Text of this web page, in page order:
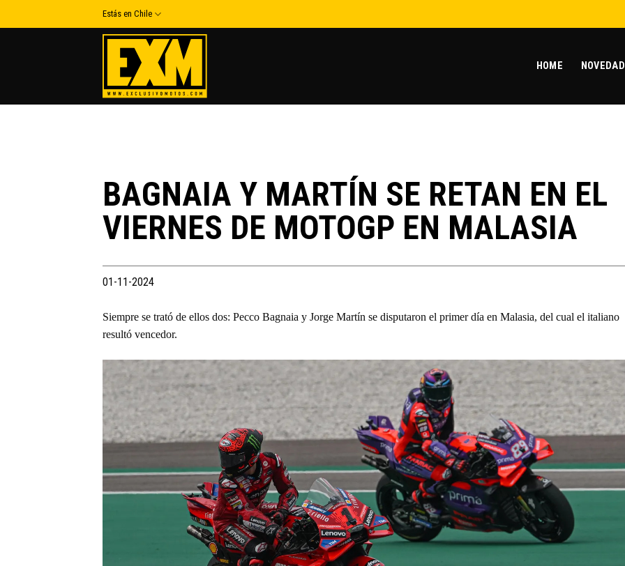
to
Estás en Chile
HOME
BAGNAIA Y MARTÍN SE RETAN EN EL
VIERNES DE MOTOGP EN MALASIA
01-11-2024
Siempre se trató de ellos dos: Pecco Bagnaia y Jorge Martín se disputaron el primer día en Malasia, del cual el italiano
resultó vencedor.